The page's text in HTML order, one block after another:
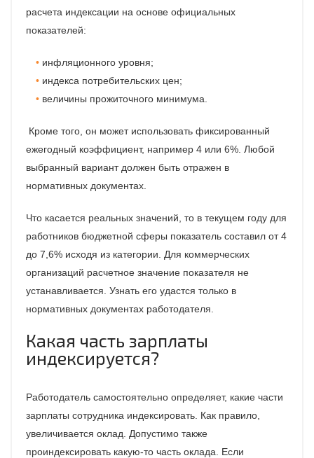
расчета индексации на основе официальных
показателей:
инфляционного уровня;
индекса потребительских цен;
величины прожиточного минимума.
Кроме того, он может использовать фиксированный
ежегодный коэффициент, например 4 или 6%. Любой
выбранный вариант должен быть отражен в
нормативных документах.
Что касается реальных значений, то в текущем году для
работников бюджетной сферы показатель составил от 4
до 7,6% исходя из категории. Для коммерческих
организаций расчетное значение показателя не
устанавливается. Узнать его удастся только в
нормативных документах работодателя.
Какая часть зарплаты
индексируется?
Работодатель самостоятельно определяет, какие части
зарплаты сотрудника индексировать. Как правило,
увеличивается оклад. Допустимо также
проиндексировать какую-то часть оклада. Если